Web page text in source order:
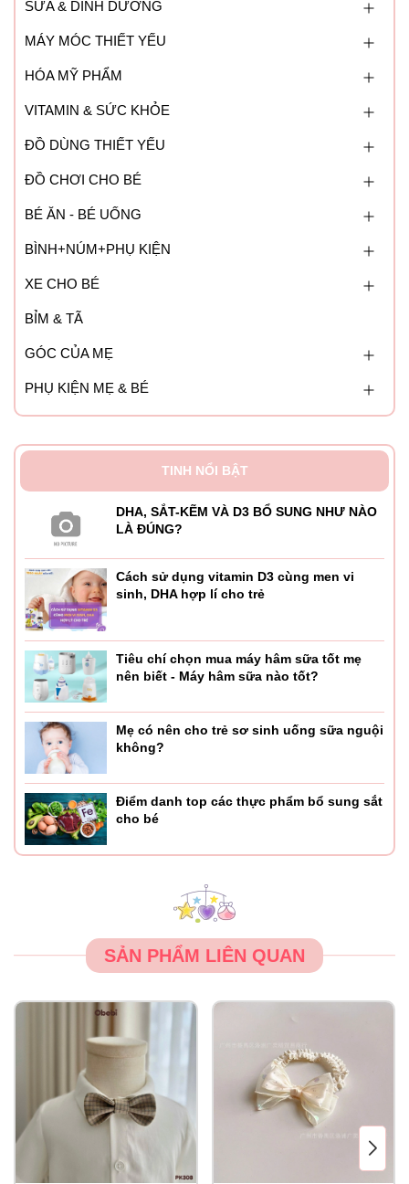
SỮA & DINH DƯỠNG
MÁY MÓC THIẾT YẾU
HÓA MỸ PHẨM
VITAMIN & SỨC KHỎE
ĐỒ DÙNG THIẾT YẾU
ĐỒ CHƠI CHO BÉ
BÉ ĂN - BÉ UỐNG
BÌNH+NÚM+PHỤ KIỆN
XE CHO BÉ
BỈM & TÃ
GÓC CỦA MẸ
PHỤ KIỆN MẸ & BÉ
TINH NỔI BẬT
DHA, SẮT-KẼM VÀ D3 BỔ SUNG NHƯ NÀO
LÀ ĐÚNG?
Cách sử dụng vitamin D3 cùng men vi
sinh, DHA hợp lí cho trẻ
Tiêu chí chọn mua máy hâm sữa tốt mẹ
nên biết - Máy hâm sữa nào tốt?
Mẹ có nên cho trẻ sơ sinh uống sữa nguội
không?
Điểm danh top các thực phẩm bổ sung sắt
cho bé
SẢN PHẨM LIÊN QUAN